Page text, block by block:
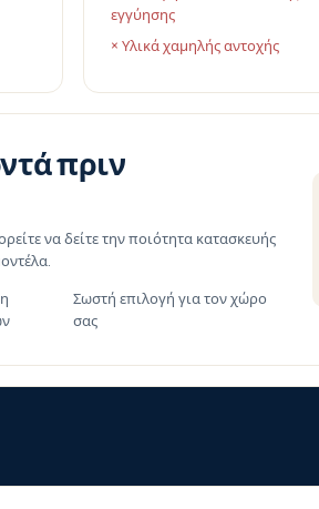
εγγύησης
× Υλικά χαμηλής αντοχής
πριν
να δείτε την ποιότητα κατασκευής
Σωστή επιλογή για τον χώρο
σας